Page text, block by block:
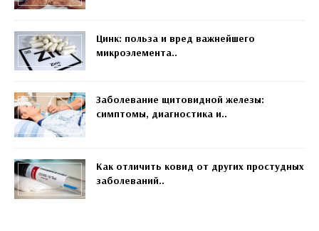
Цинк: польза и вред важнейшего
микроэлемента..
Заболевание щитовидной железы:
симптомы, диагностика и..
Как отличить ковид от других простудных
заболеваний..